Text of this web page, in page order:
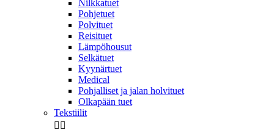
Nilkkatuet
Pohjetuet
Polvituet
Reisituet
Lämpöhousut
Selkätuet
Kyynärtuet
Medical
Pohjalliset ja jalan holvituet
Olkapään tuet
Tekstiilit
 